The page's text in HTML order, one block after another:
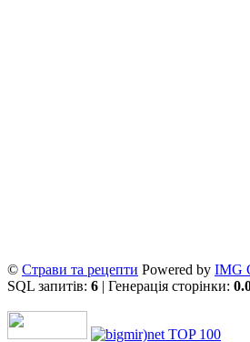
© Страви та рецепти Powered by ІMG
SQL запитів: 6 | Генерація сторінки: